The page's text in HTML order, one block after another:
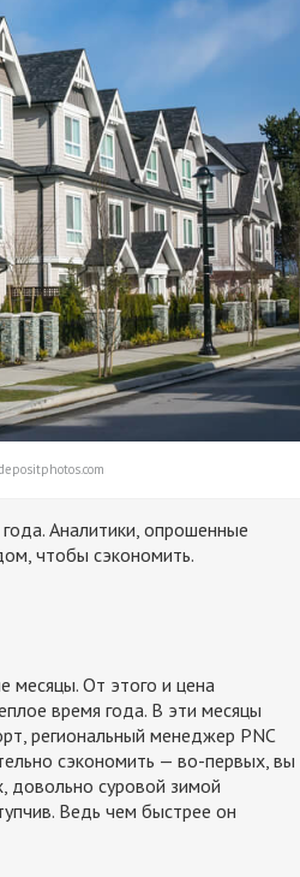
Аналитики, опрошенные
чтобы сэкономить.
месяцы. От этого и цена
время года. В эти месяцы
региональный менеджер PNC
сэкономить — во-первых, вы
довольно суровой зимой
Ведь чем быстрее он